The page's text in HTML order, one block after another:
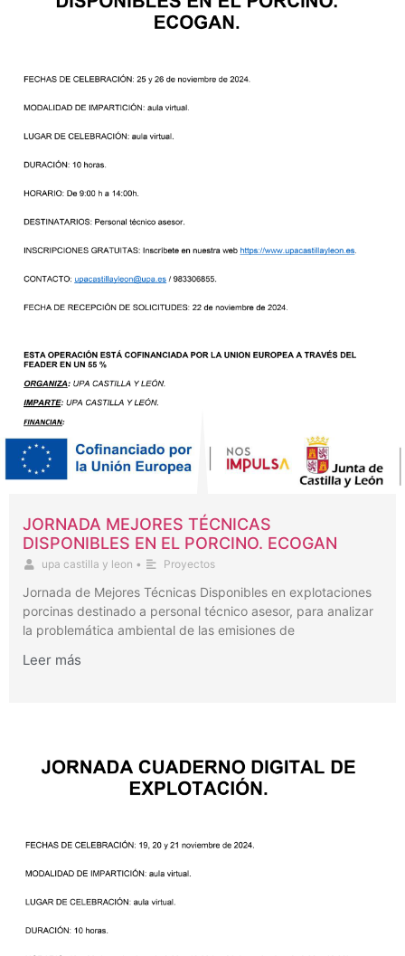
JORNADA MEJORES TÉCNICAS
DISPONIBLES EN EL PORCINO. ECOGAN
upa castilla y leon • Proyectos
Jornada de Mejores Técnicas Disponibles en explotaciones
porcinas destinado a personal técnico asesor, para analizar
la problemática ambiental de las emisiones de
Leer más